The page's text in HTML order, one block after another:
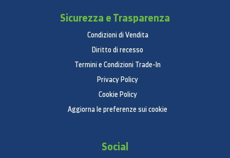
Sicurezza e Trasparenza
Condizioni di Vendita
Diritto di recesso
Termini e Condizioni Trade-In
Privacy Policy
Cookie Policy
Aggiorna le preferenze sui cookie
Social